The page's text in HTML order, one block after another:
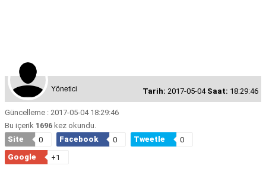
Yönetici Tarih: 2017-05-04 Saat: 18:29:46
Güncelleme : 2017-05-04 18:29:46
Bu içerik 1696 kez okundu.
Site
0 Facebook 0 Tweetle
0
Google
+1